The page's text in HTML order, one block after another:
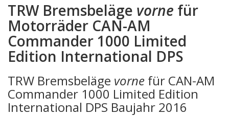
TRW Bremsbeläge vorne für
Motorräder CAN-AM
Commander 1000 Limited
Edition International DPS
TRW Bremsbeläge vorne für CAN-AM
Commander 1000 Limited Edition
International DPS Baujahr 2016